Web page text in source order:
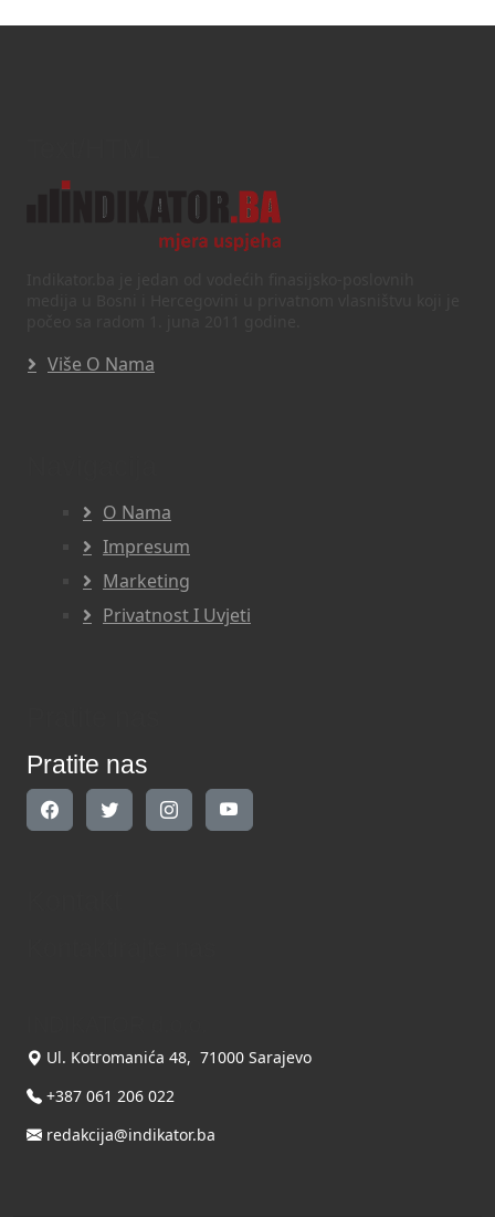
Više O Nama
O Nama
Impresum
Marketing
Privatnost I Uvjeti
Pratite nas
Ul. Kotromanića 48, 71000 Sarajevo
+387 061 206 022
redakcija@indikator.ba